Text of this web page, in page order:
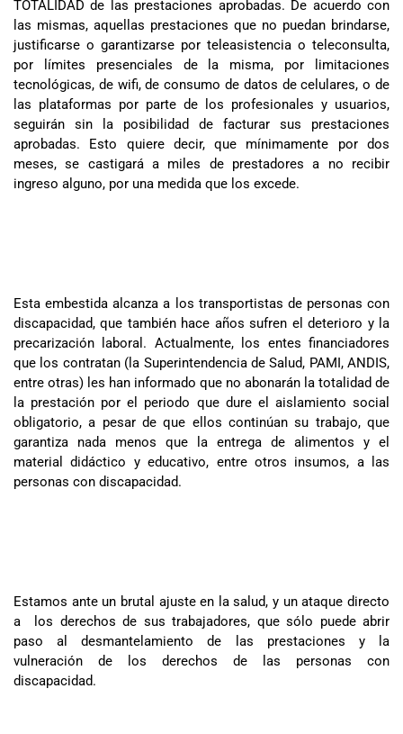
TOTALIDAD de las prestaciones aprobadas. De acuerdo con
las mismas, aquellas prestaciones que no puedan brindarse,
justificarse o garantizarse por teleasistencia o teleconsulta,
por límites presenciales de la misma, por limitaciones
tecnológicas, de wifi, de consumo de datos de celulares, o de
las plataformas por parte de los profesionales y usuarios,
seguirán sin la posibilidad de facturar sus prestaciones
aprobadas. Esto quiere decir, que mínimamente por dos
meses, se castigará a miles de prestadores a no recibir
ingreso alguno, por una medida que los excede.
Esta embestida alcanza a los transportistas de personas con
discapacidad, que también hace años sufren el deterioro y la
precarización laboral. Actualmente, los entes financiadores
que los contratan (la Superintendencia de Salud, PAMI, ANDIS,
entre otras) les han informado que no abonarán la totalidad de
la prestación por el periodo que dure el aislamiento social
obligatorio, a pesar de que ellos continúan su trabajo, que
garantiza nada menos que la entrega de alimentos y el
material didáctico y educativo, entre otros insumos, a las
personas con discapacidad.
Estamos ante un brutal ajuste en la salud, y un ataque directo
a los derechos de sus trabajadores, que sólo puede abrir
paso al desmantelamiento de las prestaciones y la
vulneración de los derechos de las personas con
discapacidad.